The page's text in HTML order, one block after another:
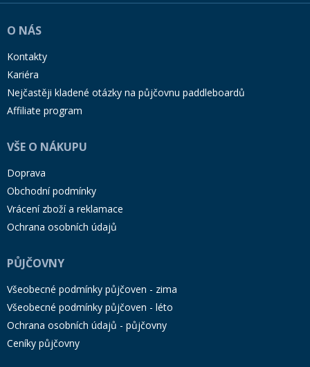
O NÁS
Kontakty
Kariéra
Nejčastěji kladené otázky na půjčovnu paddleboardů
Affiliate program
VŠE O NÁKUPU
Doprava
Obchodní podmínky
Vrácení zboží a reklamace
Ochrana osobních údajů
PŮJČOVNY
Všeobecné podmínky půjčoven - zima
Všeobecné podmínky půjčoven - léto
Ochrana osobních údajů - půjčovny
Ceníky půjčovny